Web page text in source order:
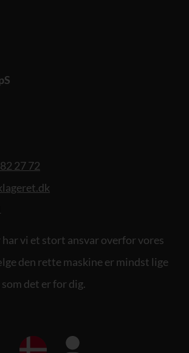
27 72
vi et stort ansvar overfor vores
den rette maskine er mindst lige
det er for dig.